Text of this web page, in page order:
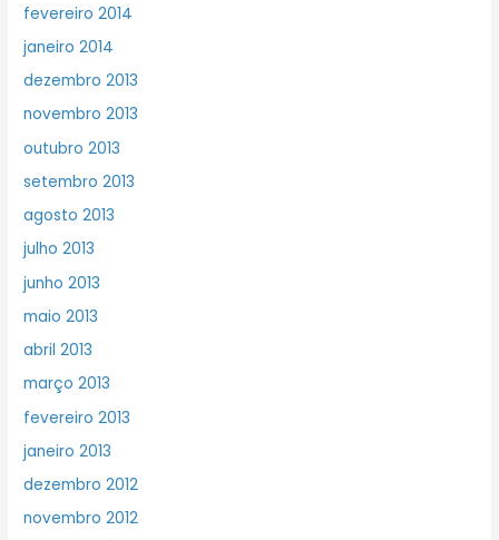
fevereiro 2014
janeiro 2014
dezembro 2013
novembro 2013
outubro 2013
setembro 2013
agosto 2013
julho 2013
junho 2013
maio 2013
abril 2013
março 2013
fevereiro 2013
janeiro 2013
dezembro 2012
novembro 2012